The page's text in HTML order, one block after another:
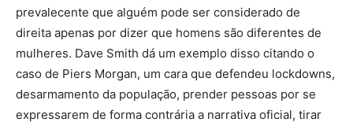
prevalecente que alguém pode ser considerado de
direita apenas por dizer que homens são diferentes de
mulheres. Dave Smith dá um exemplo disso citando o
caso de Piers Morgan, um cara que defendeu lockdowns,
desarmamento da população, prender pessoas por se
expressarem de forma contrária a narrativa oficial, tirar